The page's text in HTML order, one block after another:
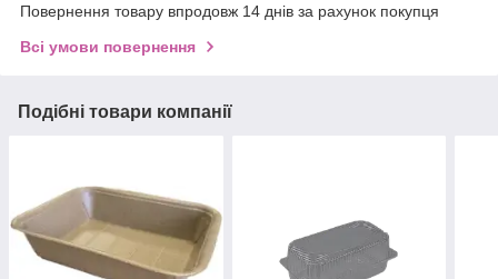
Повернення товару впродовж 14 днів за рахунок покупця
Всі умови повернення
Подібні товари компанії